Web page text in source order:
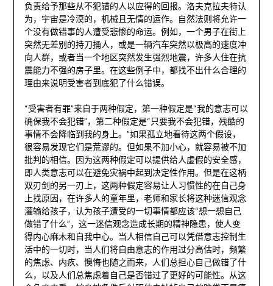
负责给予那些从不犯错的人以应得的回报。洛夫克拉夫特认
为，宇宙是冷漠的，机械且无情的运作。自然法则将允许一
个没有做错事的人遭受悲惨的命运。例如，一个男子在街上
突然无差别的持刀捅人，或是一辆汽车突然以极高的速度冲
向人群，或者当一个地区突然发生强烈地震，许多人住在抗
震能力不强的房子里。在这些例子中，都找不出什么合理的
理由来说明受害者到底犯了什么错误。
“受害者有罪”来自于两种假定，第一种假定是“我的意志可以
确保我不会犯错”，第二种假定是“只要我不会犯错，残酷的
事情不会降临到我的身上。”如果孤立地看待这两个假设，
很容易发现它们是荒谬的。但如果不加小心，就容易被不加
批判的相信。因为这两种假定可以提供给人虚假的安全感，
即人类意志可以在避免灾祸中起到决定性作用。但是在这柄
双刃剑的另一刃上，这两种假定容易让人习惯性的在自己身
上找原因，在许多人的童年里，老师和家长将这种迷信观念
灌输给孩子，认为孩子遭受的一切事情都应该“想一想自己
做错了什么”，这一迷信观念造成长期的精神隐患，使人变
得内心麻木和自我中心。当人相信自己可以凭借意志控制生
活中的一切时，当人们将自由意志的作用过分高估时，频繁
的焦虑、内疚、懊悔也随之而来，人们总担心自己做错了什
么，以及人们总焦虑着自己是否错过了更好的可能性。从这